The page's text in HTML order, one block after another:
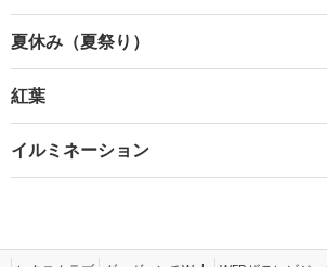
夏休み（夏祭り）
紅葉
イルミネーション